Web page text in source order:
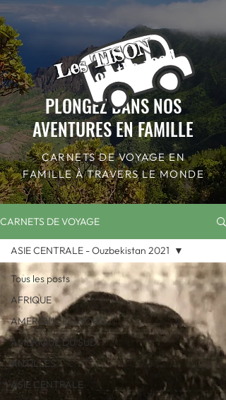
on the road
Les TISON
PLONGEZ DANS NOS
AVENTURES EN FAMILLE
CARNETS DE VOYAGE EN
FAMILLE À TRAVERS LE MONDE
CARNETS DE VOYAGE
Tous les posts
AFRIQUE
AMERIQUE DU NORD
AMERIQUE DU SUD
ANTILLES
ASIE CENTRALE
ASIE CENTRALE - Ouzbekistan 2021